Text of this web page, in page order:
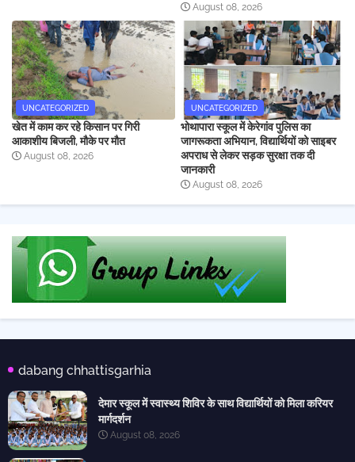
August 08, 2026
UNCATEGORIZED
खेत में काम कर रहे किसान पर गिरी
आकाशीय बिजली, मौके पर मौत
August 08, 2026
UNCATEGORIZED
भोथापारा स्कूल में केरेगांव पुलिस का
जागरूकता अभियान, विद्यार्थियों को साइबर
अपराध से लेकर सड़क सुरक्षा तक दी
जानकारी
August 08, 2026
dabang chhattisgarhia
देमार स्कूल में स्वास्थ्य शिविर के साथ विद्यार्थियों को मिला करियर
मार्गदर्शन
August 08, 2026